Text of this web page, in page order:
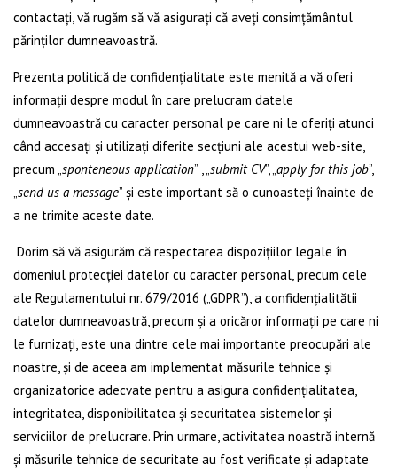
contactați, vă rugăm să vă asigurați că aveți consimțământul
părinților dumneavoastră.
Prezenta politică de confidențialitate este menită a vă oferi
informații despre modul în care prelucram datele
dumneavoastră cu caracter personal pe care ni le oferiți atunci
când accesați și utilizați diferite secțiuni ale acestui web-site,
precum „sponteneous application” , „submit CV”, „apply for this job”,
„send us a message” și este important să o cunoasteți înainte de
a ne trimite aceste date.
Dorim să vă asigurăm că respectarea dispozițiilor legale în
domeniul protecției datelor cu caracter personal, precum cele
ale Regulamentului nr. 679/2016 („GDPR”), a confidențialitătii
datelor dumneavoastră, precum și a oricăror informații pe care ni
le furnizați, este una dintre cele mai importante preocupări ale
noastre, și de aceea am implementat măsurile tehnice și
organizatorice adecvate pentru a asigura confidențialitatea,
integritatea, disponibilitatea și securitatea sistemelor și
serviciilor de prelucrare. Prin urmare, activitatea noastră internă
și măsurile tehnice de securitate au fost verificate și adaptate